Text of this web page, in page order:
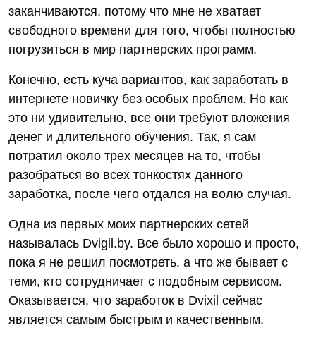
заканчиваются, потому что мне не хватает
свободного времени для того, чтобы полностью
погрузиться в мир партнерских программ.
Конечно, есть куча вариантов, как заработать в
интернете новичку без особых проблем. Но как
это ни удивительно, все они требуют вложения
денег и длительного обучения. Так, я сам
потратил около трех месяцев на то, чтобы
разобраться во всех тонкостях данного
заработка, после чего отдался на волю случая.
Одна из первых моих партнерских сетей
называлась Dvigil.by. Все было хорошо и просто,
пока я не решил посмотреть, а что же бывает с
теми, кто сотрудничает с подобным сервисом.
Оказывается, что заработок в Dvixil сейчас
является самым быстрым и качественным.